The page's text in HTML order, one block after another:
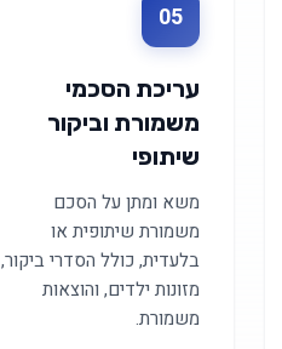
05
עריכת הסכמי
משמורת וביקור
שיתופי
משא ומתן על הסכם
משמורת שיתופית או
בלעדית, כולל הסדרי ביקור,
מזונות ילדים, והוצאות
משמורת.